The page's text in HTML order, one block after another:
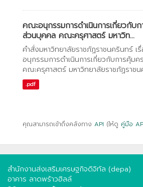
คณะอนุกรรมการดำเนินการเกี่ยวกับ
ส่วนบุคคล คณะครุศาสตร์ มหาวิท...
คำสั่งมหาวิทยาลัยราชภัฏราชนครินทร์
อนุกรรมการดำเนินการเกี่ยวกับการคุ้ม
คณะครุศาสตร์ มหาวิทยาลัยราชภัฏราช
.pdf
คุณสามารถเข้าถึงคลังทาง API (ให้ดู คู่มือ
สำนักงานส่งเสริมเศรษฐกิจดิจิทัล (depa)
อาคาร ลาดพร้าวฮิลล์